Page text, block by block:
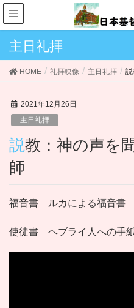
主日礼拝
HOME 礼拝映像 主日礼拝
2021年12月26日
主日礼拝
説教：神の声を聞いた 北川牧
師
福音書 ルカによる福音
使徒書 ヘブライ人への